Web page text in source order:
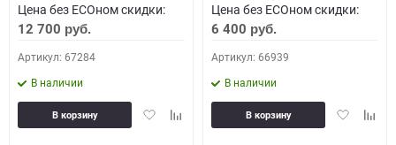
Цена без ECOном скидки:
12 700 руб.
Артикул: 67284
В наличии
ДобавитьДобавить
В корзину
Цена без ECOном скидки:
6 400 руб.
Артикул: 66939
В наличии
Добавить
В корзину